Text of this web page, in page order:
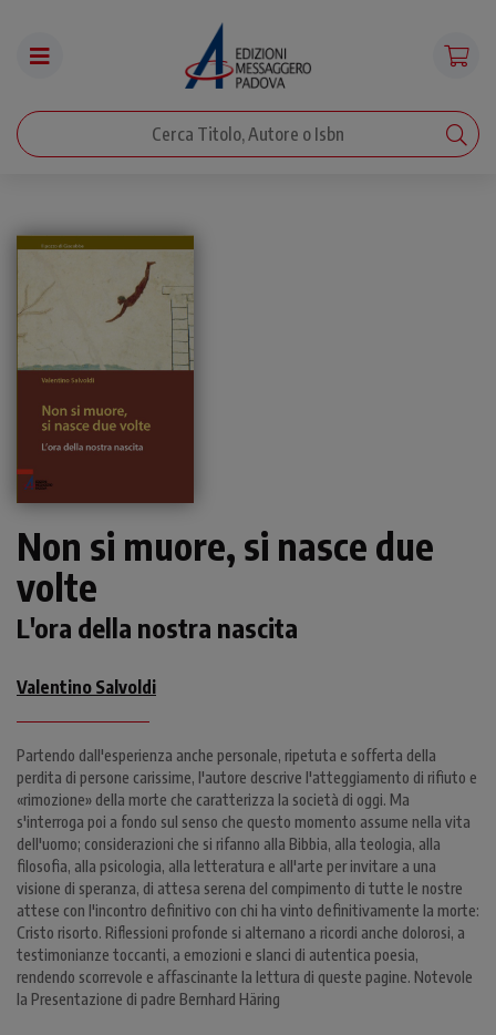
Non si muore, si nasce due
volte
L'ora della nostra nascita
Valentino Salvoldi
Partendo dall'esperienza anche personale, ripetuta e sofferta della
perdita di persone carissime, l'autore descrive l'atteggiamento di rifiuto e
«rimozione» della morte che caratterizza la società di oggi. Ma
s'interroga poi a fondo sul senso che questo momento assume nella vita
dell'uomo; considerazioni che si rifanno alla Bibbia, alla teologia, alla
filosofia, alla psicologia, alla letteratura e all'arte per invitare a una
visione di speranza, di attesa serena del compimento di tutte le nostre
attese con l'incontro definitivo con chi ha vinto definitivamente la morte:
Cristo risorto. Riflessioni profonde si alternano a ricordi anche dolorosi, a
testimonianze toccanti, a emozioni e slanci di autentica poesia,
rendendo scorrevole e affascinante la lettura di queste pagine. Notevole
la Presentazione di padre Bernhard Häring